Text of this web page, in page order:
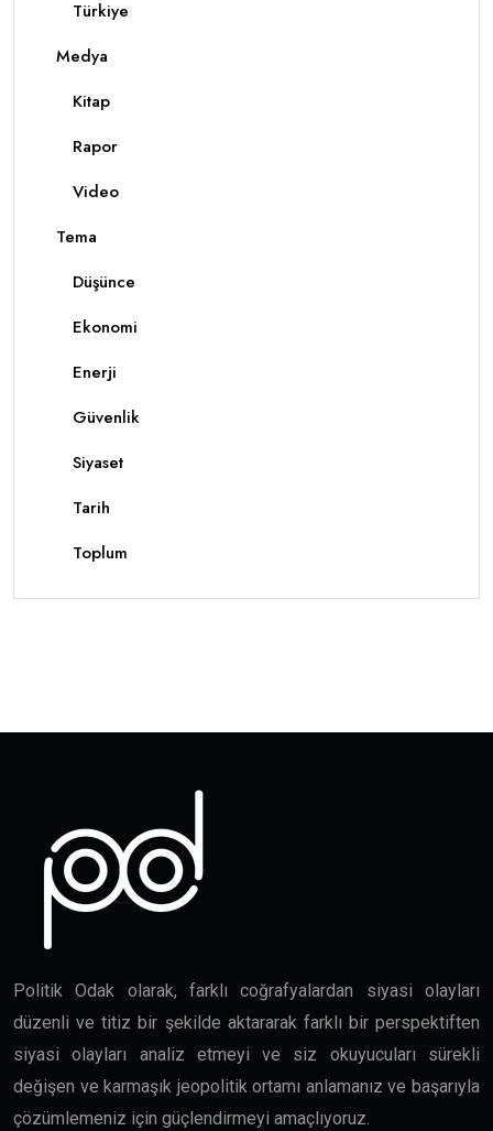
Türkiye
Medya
Kitap
Rapor
Video
Tema
Düşünce
Ekonomi
Enerji
Güvenlik
Siyaset
Tarih
Toplum
Politik Odak olarak, farklı coğrafyalardan siyasi olayları
düzenli ve titiz bir şekilde aktararak farklı bir perspektiften
siyasi olayları analiz etmeyi ve siz okuyucuları sürekli
değişen ve karmaşık jeopolitik ortamı anlamanız ve başarıyla
çözümlemeniz için güçlendirmeyi amaçlıyoruz.